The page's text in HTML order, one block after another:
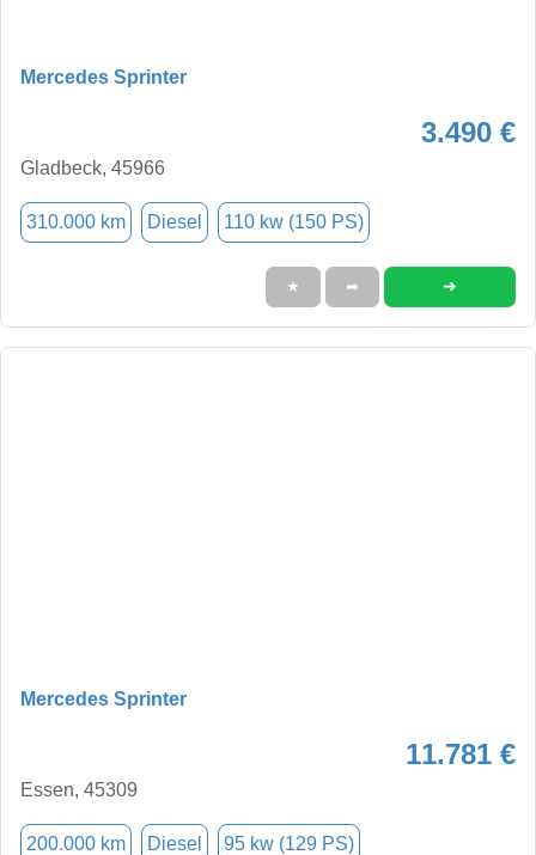
Mercedes Sprinter
3.490 €
Gladbeck, 45966
310.000 km Diesel 110 kw (150 PS)
★ ➦ ➜
Mercedes Sprinter
11.781 €
Essen, 45309
200.000 km Diesel 95 kw (129 PS)